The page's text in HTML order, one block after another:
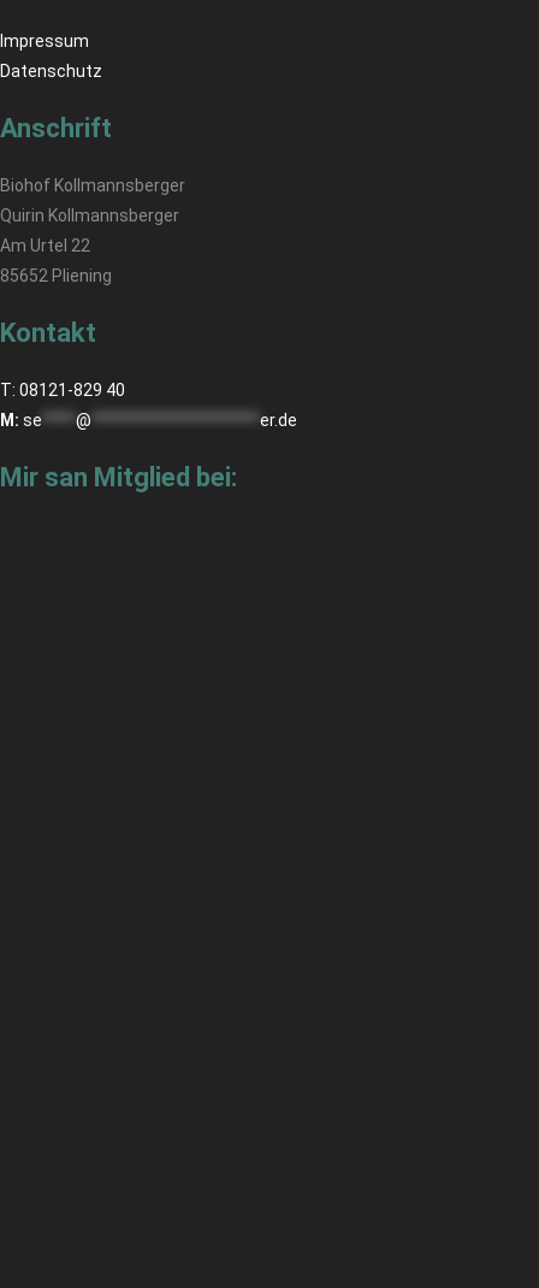
Impressum
Datenschutz
Anschrift
Biohof Kollmannsberger
Quirin Kollmannsberger
Am Urtel 22
85652 Pliening
Kontakt
T: 08121-829 40
M: se @ er.de
Mir san Mitglied bei: